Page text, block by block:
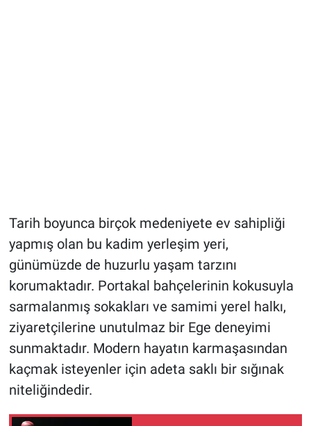
Tarih boyunca birçok medeniyete ev sahipliği
yapmış olan bu kadim yerleşim yeri,
günümüzde de huzurlu yaşam tarzını
korumaktadır. Portakal bahçelerinin kokusuyla
sarmalanmış sokakları ve samimi yerel halkı,
ziyaretçilerine unutulmaz bir Ege deneyimi
sunmaktadır. Modern hayatın karmaşasından
kaçmak isteyenler için adeta saklı bir sığınak
niteliğindedir.